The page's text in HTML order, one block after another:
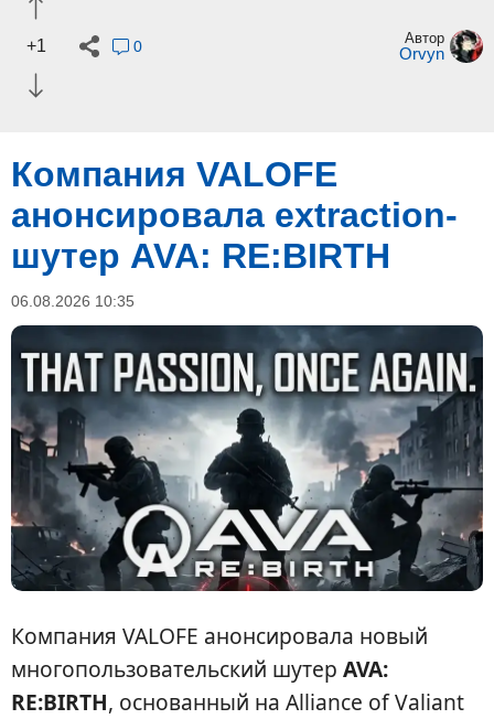
+1 0 Автор
Orvyn
Компания VALOFE
анонсировала extraction-
шутер AVA: RE:BIRTH
06.08.2026 10:35
Компания VALOFE анонсировала новый
многопользовательский шутер AVA:
RE:BIRTH, основанный на Alliance of Valiant